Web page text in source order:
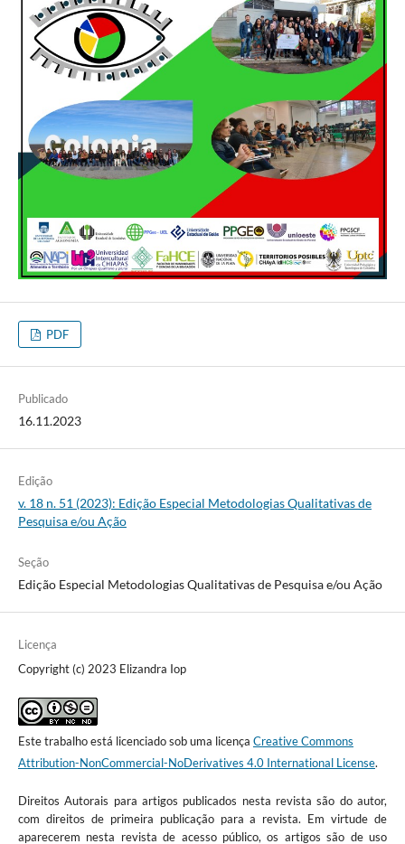
PDF
Publicado
16.11.2023
Edição
v. 18 n. 51 (2023): Edição Especial Metodologias Qualitativas de
Pesquisa e/ou Ação
Seção
Edição Especial Metodologias Qualitativas de Pesquisa e/ou Ação
Licença
Copyright (c) 2023 Elizandra Iop
Este trabalho está licenciado sob uma licença Creative Commons
Attribution-NonCommercial-NoDerivatives 4.0 International License.
Direitos Autorais para artigos publicados nesta revista são do autor,
com direitos de primeira publicação para a revista. Em virtude de
aparecerem nesta revista de acesso público, os artigos são de uso